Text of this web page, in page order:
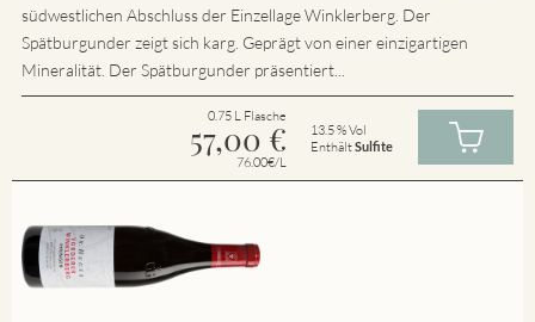
südwestlichen Abschluss der Einzellage Winklerberg. Der
Spätburgunder zeigt sich karg. Geprägt von einer einzigartigen
Mineralität. Der Spätburgunder präsentiert...
0.75 L Flasche
57,00 €
76.00€/L
13.5 % Vol
EnthältSulfite